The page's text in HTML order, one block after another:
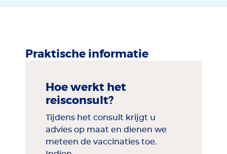
Praktische informatie
Hoe werkt het
reisconsult?
Tijdens het consult krijgt u
advies op maat en dienen we
meteen de vaccinaties toe.